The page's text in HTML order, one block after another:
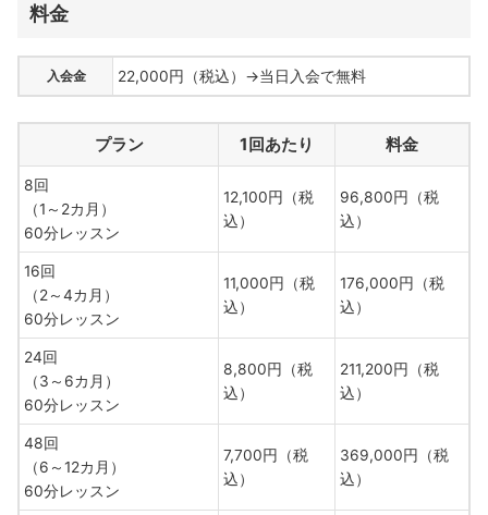
料金
入会金 22,000円（税込）→当日入会で無料
プラン 1回あたり 料金
8回
（1～2カ月）
60分レッスン
12,100円（税
込）
96,800円（税
込）
16回
（2～4カ月）
60分レッスン
11,000円（税
込）
176,000円（税
込）
24回
（3～6カ月）
60分レッスン
8,800円（税
込）
211,200円（税
込）
48回
（6～12カ月）
60分レッスン
7,700円（税
込）
369,000円（税
込）